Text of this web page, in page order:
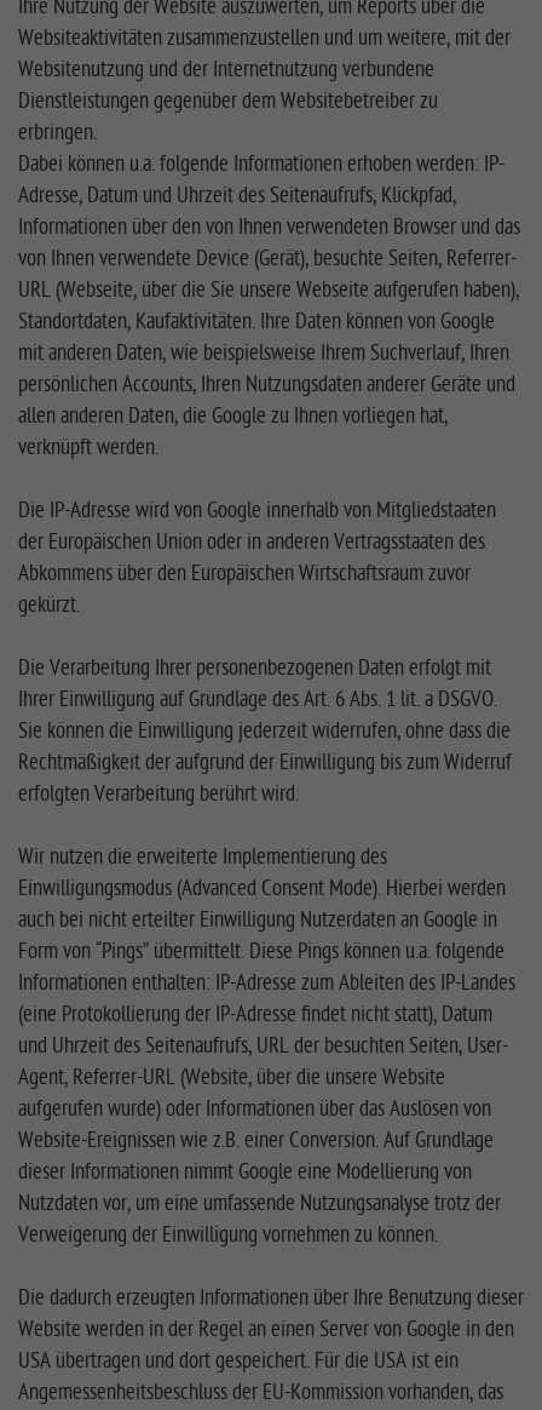
Ihre Nutzung der Website auszuwerten, um Reports über die
Websiteaktivitäten zusammenzustellen und um weitere, mit der
Websitenutzung und der Internetnutzung verbundene
Dienstleistungen gegenüber dem Websitebetreiber zu
erbringen.
Dabei können u.a. folgende Informationen erhoben werden: IP-
Adresse, Datum und Uhrzeit des Seitenaufrufs, Klickpfad,
Informationen über den von Ihnen verwendeten Browser und das
von Ihnen verwendete Device (Gerät), besuchte Seiten, Referrer-
URL (Webseite, über die Sie unsere Webseite aufgerufen haben),
Standortdaten, Kaufaktivitäten. Ihre Daten können von Google
mit anderen Daten, wie beispielsweise Ihrem Suchverlauf, Ihren
persönlichen Accounts, Ihren Nutzungsdaten anderer Geräte und
allen anderen Daten, die Google zu Ihnen vorliegen hat,
verknüpft werden.
Die IP-Adresse wird von Google innerhalb von Mitgliedstaaten
der Europäischen Union oder in anderen Vertragsstaaten des
Abkommens über den Europäischen Wirtschaftsraum zuvor
gekürzt.
Die Verarbeitung Ihrer personenbezogenen Daten erfolgt mit
Ihrer Einwilligung auf Grundlage des Art. 6 Abs. 1 lit. a DSGVO.
Sie können die Einwilligung jederzeit widerrufen, ohne dass die
Rechtmäßigkeit der aufgrund der Einwilligung bis zum Widerruf
erfolgten Verarbeitung berührt wird.
Wir nutzen die erweiterte Implementierung des
Einwilligungsmodus (Advanced Consent Mode). Hierbei werden
auch bei nicht erteilter Einwilligung Nutzerdaten an Google in
Form von “Pings” übermittelt. Diese Pings können u.a. folgende
Informationen enthalten: IP-Adresse zum Ableiten des IP-Landes
(eine Protokollierung der IP-Adresse findet nicht statt), Datum
und Uhrzeit des Seitenaufrufs, URL der besuchten Seiten, User-
Agent, Referrer-URL (Website, über die unsere Website
aufgerufen wurde) oder Informationen über das Auslösen von
Website-Ereignissen wie z.B. einer Conversion. Auf Grundlage
dieser Informationen nimmt Google eine Modellierung von
Nutzdaten vor, um eine umfassende Nutzungsanalyse trotz der
Verweigerung der Einwilligung vornehmen zu können.
Die dadurch erzeugten Informationen über Ihre Benutzung dieser
Website werden in der Regel an einen Server von Google in den
USA übertragen und dort gespeichert. Für die USA ist ein
Angemessenheitsbeschluss der EU-Kommission vorhanden, das